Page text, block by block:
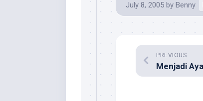
July 8, 2005 by Benny
PREVIOUS